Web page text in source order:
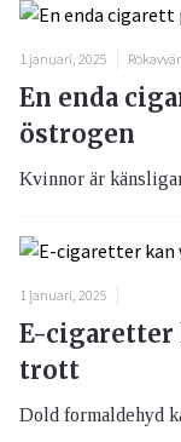
1 januari, 2025
En enda
östrogen
Kvinnor är
1 januari, 2025
E-cigaretter
trott
Dold formaldehyd